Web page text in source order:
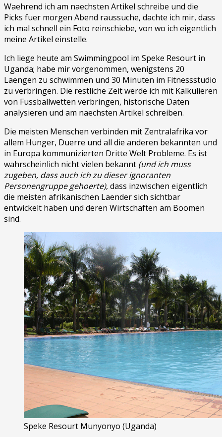
Waehrend ich am naechsten Artikel schreibe und die
Picks fuer morgen Abend raussuche, dachte ich mir, dass
ich mal schnell ein Foto reinschiebe, von wo ich eigentlich
meine Artikel einstelle.
Ich liege heute am Swimmingpool im Speke Resourt in
Uganda; habe mir vorgenommen, wenigstens 20
Laengen zu schwimmen und 30 Minuten im Fitnessstudio
zu verbringen. Die restliche Zeit werde ich mit Kalkulieren
von Fussballwetten verbringen, historische Daten
analysieren und am naechsten Artikel schreiben.
Die meisten Menschen verbinden mit Zentralafrika vor
allem Hunger, Duerre und all die anderen bekannten und
in Europa kommunizierten Dritte Welt Probleme. Es ist
wahrscheinlich nicht vielen bekannt (und ich muss
zugeben, dass auch ich zu dieser ignoranten
Personengruppe gehoerte), dass inzwischen eigentlich
die meisten afrikanischen Laender sich sichtbar
entwickelt haben und deren Wirtschaften am Boomen
sind.
Speke Resourt Munyonyo (Uganda)